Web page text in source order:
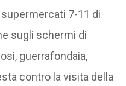
7-11 di
sugli schermi di
guerrafondaia,
contro la visita della